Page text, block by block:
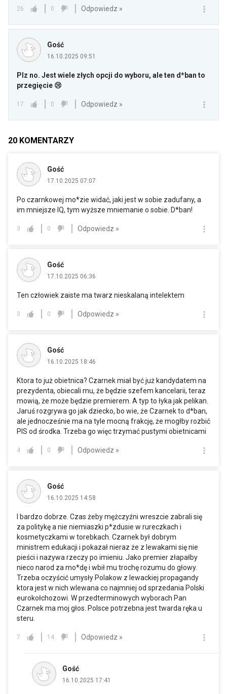
26 0 Odpowiedz »
Gość
16.10.2025 09:51
Plz no. Jest wiele złych opcji do wyboru, ale ten d*ban to
przegięcie 😢
17 0 Odpowiedz »
20 KOMENTARZY
Gość
17.10.2025 07:07
Po czarnkowej mo*zie widać, jaki jest w sobie zadufany, a
im mniejsze IQ, tym wyższe mniemanie o sobie. D*ban!
3 0 Odpowiedz »
Gość
17.10.2025 06:36
Ten człowiek zaiste ma twarz nieskalaną intelektem
3 0 Odpowiedz »
Gość
16.10.2025 18:46
Ktora to już obietnica? Czarnek miał być już kandydatem na
prezydenta, obiecali mu, że będzie szefem kancelarii, teraz
mowią, że może będzie premierem. A typ to łyka jak pelikan.
Jaruś rozgrywa go jak dziecko, bo wie, że Czarnek to d*ban,
ale jednocześnie ma na tyle mocną frakcję, że mogłby rozbić
PIS od środka. Trzeba go więc trzymać pustymi obietnicami
4 0 Odpowiedz »
Gość
16.10.2025 14:58
I bardzo dobrze. Czas żeby mężczyźni wreszcie zabrali się
za politykę a nie niemiaszki p*zdusie w rureczkach i
kosmetyczkami w torebkach. Czarnek był dobrym
ministrem edukacji i pokazał nieraz że z lewakami się nie
pieści i nazywa rzeczy po imieniu. Jako premier złapałby
nieco narod za mo*dę i wbił mu trochę rozumu do głowy.
Trzeba oczyścić umysły Polakow z lewackiej propagandy
ktora jest w nich wlewana co najmniej od sprzedania Polski
eurokołchozowi. W przedterminowych wyborach Pan
Czarnek ma moj głos. Polsce potrzebna jest twarda ręka u
steru.
7 14 Odpowiedz »
Gość
16.10.2025 17:41